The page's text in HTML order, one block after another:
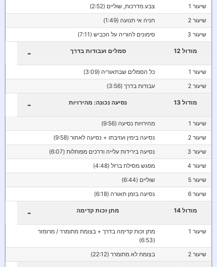
שיעור 1
צבע מדרכות, שוליים (2:52)
שיעור 2
חניה אי תנועה (1:49)
שיעור 3
סימונים להוריה על הכביש (7:11)
מודול 12 סמלים ועבודות בדרך -
שיעור 1
כל הסמלים שבתאוריה (3:09)
שיעור 2
עבודות בדרך (3:56)
מודול 13 נסיעה נכונה: מהירויות -
שיעור 1
מהירויות נסיעה (9:56)
שיעור 2
נסיעה בימין ועזיבתו + נסיעה לאחור (9:58)
שיעור 3
נסיעה בירידות עלייה ודרכים מפותלות (6:07)
שיעור 4
מפגש מסילת ברזל (4:48)
שיעור 5
שוליים (6:44)
שיעור 6
נסיעה בזמן תאורה (6:18)
מודול 14 מתן זכות קדימה -
שיעור 1
מתן זכות קדימה בדרך + בצומת מתומרר / מרומזר
(6:53)
שיעור 2
בצומת לא מתומרר (22:12)